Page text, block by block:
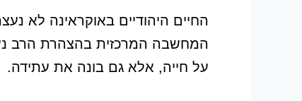
החיים היהודיים באוקראינה לא
המחשבה המרכזית בהצהרת הרב
על חייה, אלא גם בונה את עתידה.